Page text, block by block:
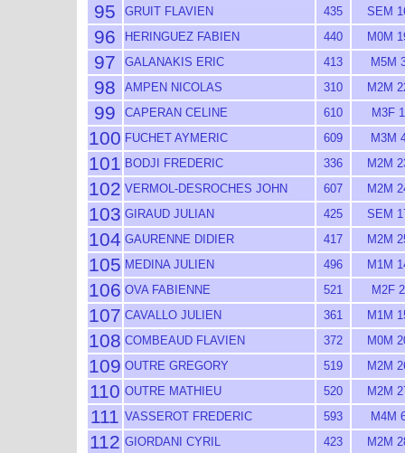
95 GRUIT FLAVIEN 435 SEM
96 HERINGUEZ FABIEN 440 M0M
97 GALANAKIS ERIC 413 M5M
98 AMPEN NICOLAS 310 M2M
99 CAPERAN CELINE 610 M3F 1
100 FUCHET AYMERIC 609 M3M
101 BODJI FREDERIC 336 M2M
102 VERMOL-DESROCHES JOHN 607 M2M
103 GIRAUD JULIAN 425 SEM
104 GAURENNE DIDIER 417 M2M
105 MEDINA JULIEN 496 M1M
106 OVA FABIENNE 521 M2F 2
107 CAVALLO JULIEN 361 M1M
108 COMBEAUD FLAVIEN 372 M0M
109 OUTRE GREGORY 519 M2M
110 OUTRE MATHIEU 520 M2M
111 VASSEROT FREDERIC 593 M4M
112 GIORDANI CYRIL 423 M2M